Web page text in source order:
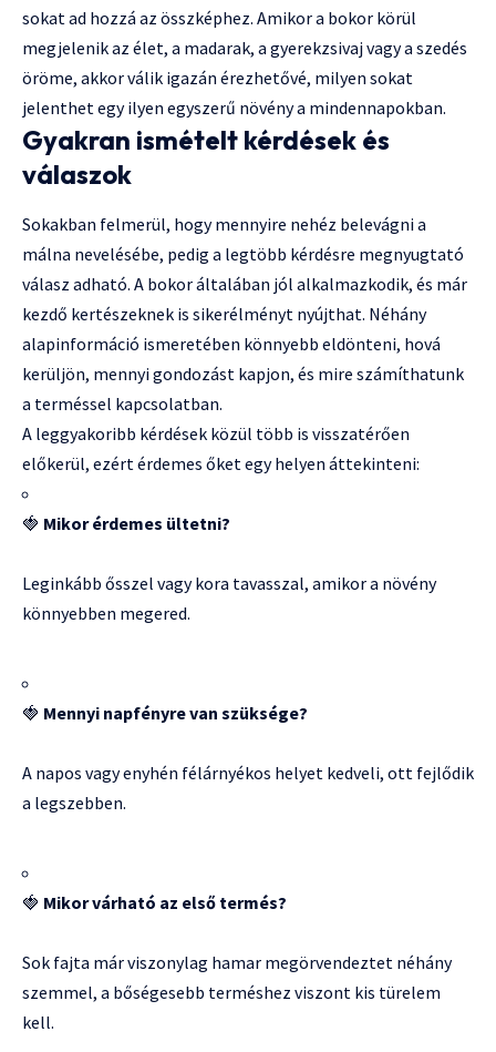
sokat ad hozzá az összképhez. Amikor a bokor körül
megjelenik az élet, a madarak, a gyerekzsivaj vagy a szedés
öröme, akkor válik igazán érezhetővé, milyen sokat
jelenthet egy ilyen egyszerű növény a mindennapokban.
Gyakran ismételt kérdések és
válaszok
Sokakban felmerül, hogy mennyire nehéz belevágni a
málna nevelésébe, pedig a legtöbb kérdésre megnyugtató
válasz adható. A bokor általában jól alkalmazkodik, és már
kezdő kertészeknek is sikerélményt nyújthat. Néhány
alapinformáció ismeretében könnyebb eldönteni, hová
kerüljön, mennyi gondozást kapjon, és mire számíthatunk
a terméssel kapcsolatban.
A leggyakoribb kérdések közül több is visszatérően
előkerül, ezért érdemes őket egy helyen áttekinteni:
🍓 Mikor érdemes ültetni?
Leginkább ősszel vagy kora tavasszal, amikor a növény
könnyebben megered.
🍓 Mennyi napfényre van szüksége?
A napos vagy enyhén félárnyékos helyet kedveli, ott fejlődik
a legszebben.
🍓 Mikor várható az első termés?
Sok fajta már viszonylag hamar megörvendeztet néhány
szemmel, a bőségesebb terméshez viszont kis türelem
kell.